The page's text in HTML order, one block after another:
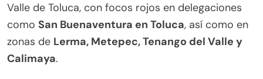
Valle de Toluca, con focos rojos en delegaciones
como San Buenaventura en Toluca, así como en
zonas de Lerma, Metepec, Tenango del Valle y
Calimaya.